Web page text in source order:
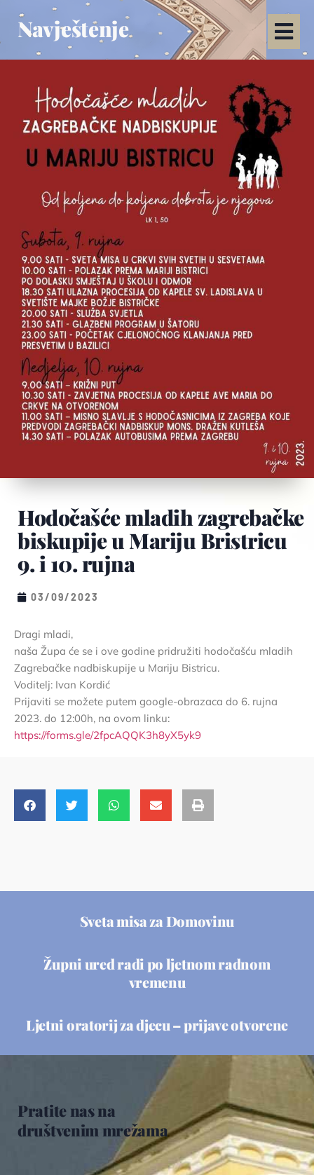
Navještenje
Hodočašće mladih zagrebačke
biskupije u Mariju Bristricu
9. i 10. rujna
03/09/2023
Dragi mladi,
naša Župa će se i ove godine pridružiti hodočašću mladih
Zagrebačke nadbiskupije u Mariju Bistricu.
Voditelj: Ivan Kordić
Prijaviti se možete putem google-obrazaca do 6. rujna
2023. do 12:00h, na ovom linku:
https://forms.gle/2fpcAQQK3h8yX5yk9
Sveta misa za Domovinu
Župni ured radi po ljetnom radnom
vremenu
Ljetni oratorij za djecu – prijave otvorene
Pratite nas na
društvenim mrežama